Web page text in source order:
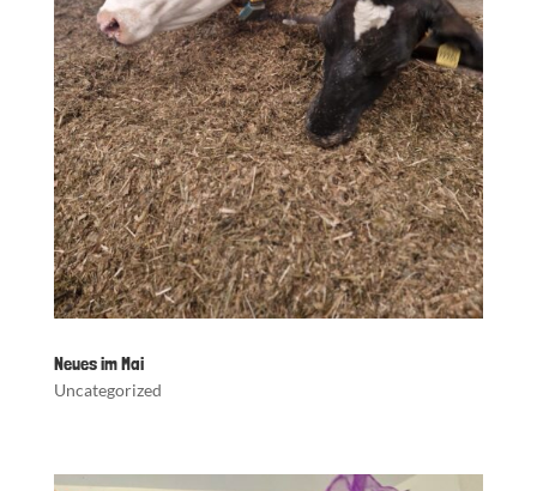
Neues im Mai
Uncategorized